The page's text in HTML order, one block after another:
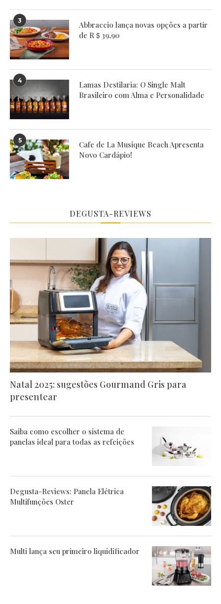
3
Abbraccio lança novas opções a partir
de R＄39,90
4
Lamas Destilaria: O Single Malt
Brasileiro com Alma e Personalidade
5
Cafe de La Musique Beach Apresenta
Novo Cardápio!
DEGUSTA-REVIEWS
Natal 2025: sugestões Gourmand Gris para
presentear
Saiba como escolher o sistema de
panelas ideal para todas as refeições
Degusta-Reviews: Panela Elétrica
Multifunções Oster
Multi lança seu primeiro liquidificador